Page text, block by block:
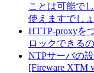
ことは可能で
使えますでし
HTTP-proxyを
ロックできる
NTPサーバの
[Fireware XTM